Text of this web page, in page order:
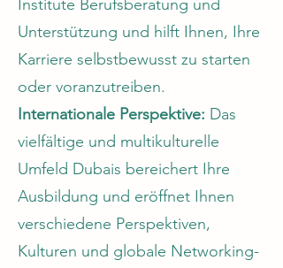
Institute Berufsberatung und
Unterstützung und hilft Ihnen, Ihre
Karriere selbstbewusst zu starten
oder voranzutreiben.
Internationale Perspektive: Das
vielfältige und multikulturelle
Umfeld Dubais bereichert Ihre
Ausbildung und eröffnet Ihnen
verschiedene Perspektiven,
Kulturen und globale Networking-